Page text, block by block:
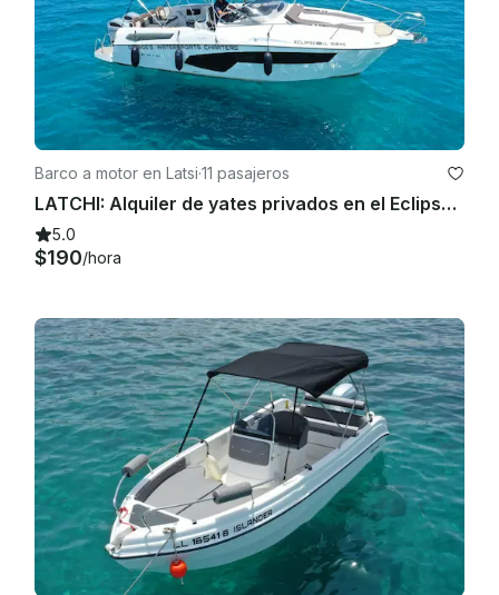
Barco a motor en Latsi·11 pasajeros
LATCHI: Alquiler de yates privados en el Eclipse Karnic SL800
5.0
$190/hora